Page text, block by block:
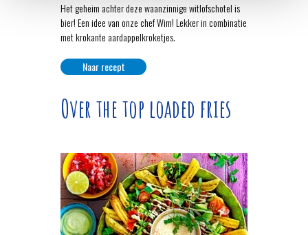
Het geheim achter deze waanzinnige witlofschotel is
bier! Een idee van onze chef Wim! Lekker in combinatie
met krokante aardappelkroketjes.
Naar recept
Over the top loaded fries